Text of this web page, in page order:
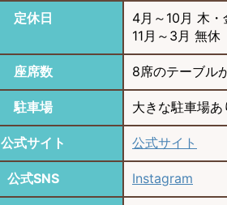
定休日
4月～10月 木
11月～3月 無休
座席数 8席のテーブル
駐車場 大きな駐車場あ
公式サイト 公式サイト
公式SNS Instagram